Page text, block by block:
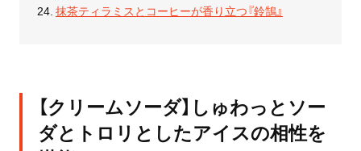
抹茶ティラミスとコーヒーが香り立つ『鈴鵠』
【クリームソーダ】しゅわっとソー
ダとトロリとしたアイスの相性を